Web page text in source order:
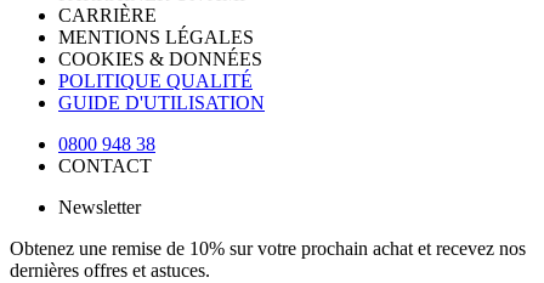
CARRIÈRE
MENTIONS LÉGALES
COOKIES & DONNÉES
POLITIQUE QUALITÉ
GUIDE D'UTILISATION
0800 948 38
CONTACT
Newsletter
Obtenez une remise de 10% sur votre prochain achat et recevez nos
dernières offres et astuces.